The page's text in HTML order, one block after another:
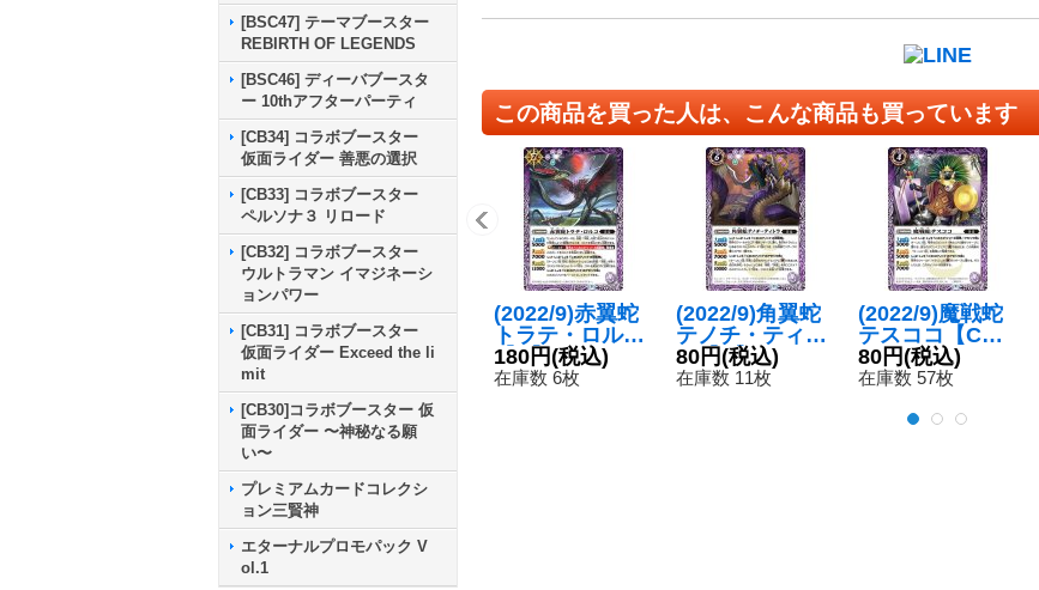
[BSC47] テーマブースター
REBIRTH OF LEGENDS
[BSC46] ディーバブースタ
ー 10thアフターパーティ
[CB34] コラボブースター
仮面ライダー 善悪の選択
[CB33] コラボブースター
ペルソナ３ リロード
[CB32] コラボブースター
ウルトラマン イマジネーシ
ョンパワー
[CB31] コラボブースター
仮面ライダー Exceed the li
mit
[CB30]コラボブースター 仮
面ライダー 〜神秘なる願
い〜
プレミアムカードコレクシ
ョン三賢神
エターナルプロモパック V
ol.1
この商品を買った人は、こんな商品も買っています
(2022/9)赤翼蛇
トラテ・ロルコ
【R】{BS62-02
5}《紫》
180円(税込)
在庫数 6枚
(2022/9)角翼蛇
テノチ・ティト
ラ【R】{BS62-
023}《紫》
80円(税込)
在庫数 11枚
(2022/9)魔戦蛇
テスココ【C】
{BS62-020}
《紫》
80円(税込)
在庫数 57枚